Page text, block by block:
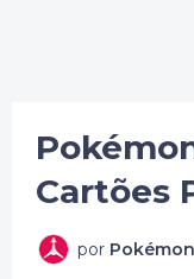
Cartões
por